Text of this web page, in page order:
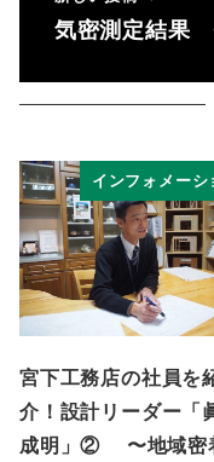
気密測定結果
インフォメーシ
宮下工務店の社員を
介！設計リーダー「
成明」② 〜地域密